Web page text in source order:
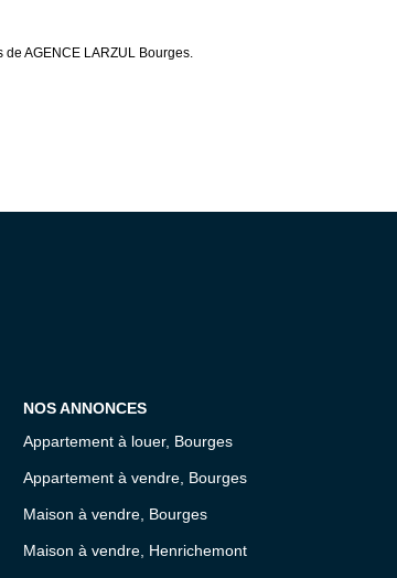
AGENCE LARZUL Bourges.
NOS ANNONCES
Appartement à louer, Bourges
Appartement à vendre, Bourges
Maison à vendre, Bourges
Maison à vendre, Henrichemont